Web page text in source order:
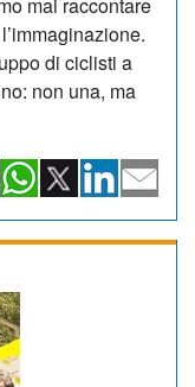
di ciclisti a
non una, ma